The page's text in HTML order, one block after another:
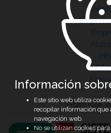
Agencia
Información
Este sitio web utiliza
recopilar información que
navegación web.
No se utilizan cookies